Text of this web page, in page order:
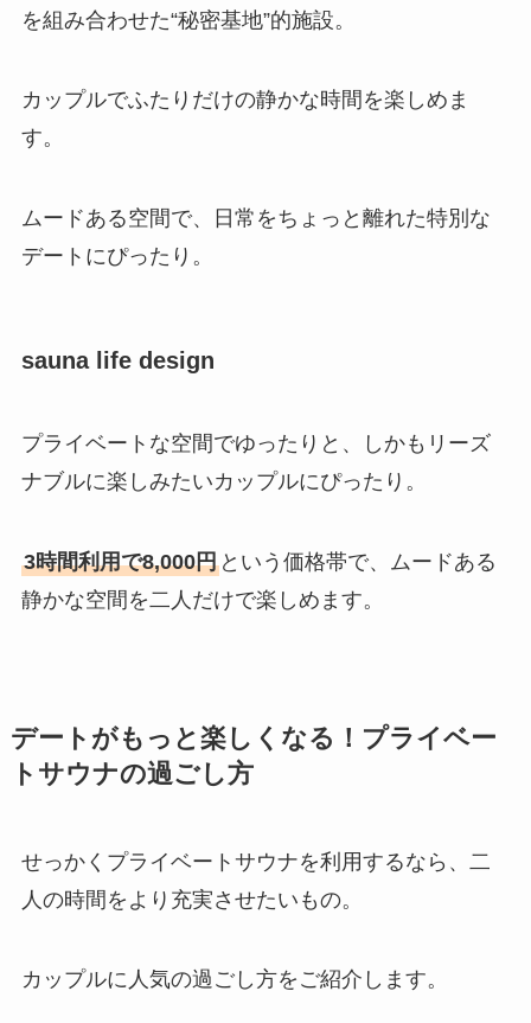
を組み合わせた“秘密基地”的施設。
カップルでふたりだけの静かな時間を楽しめま
す。
ムードある空間で、日常をちょっと離れた特別な
デートにぴったり。
sauna life design
プライベートな空間でゆったりと、しかもリーズ
ナブルに楽しみたいカップルにぴったり。
3時間利用で8,000円という価格帯で、ムードある
静かな空間を二人だけで楽しめます。
デートがもっと楽しくなる！プライベー
トサウナの過ごし方
せっかくプライベートサウナを利用するなら、二
人の時間をより充実させたいもの。
カップルに人気の過ごし方をご紹介します。